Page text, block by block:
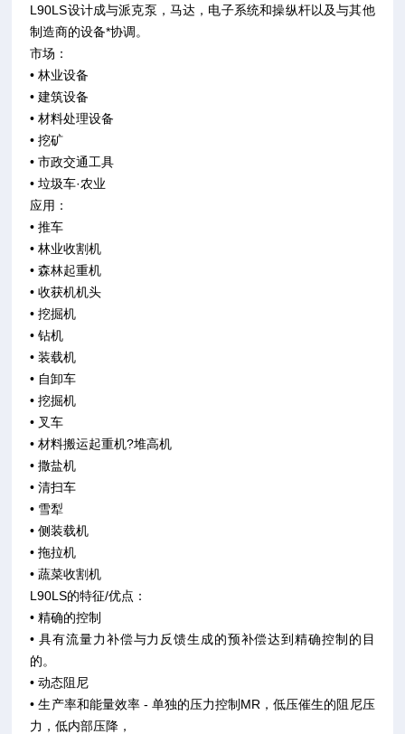
L90LS设计成与派克泵，马达，电子系统和操纵杆以及与其他
制造商的设备*协调。
市场：
• 林业设备
• 建筑设备
• 材料处理设备
• 挖矿
• 市政交通工具
• 垃圾车·农业
应用：
• 推车
• 林业收割机
• 森林起重机
• 收获机机头
• 挖掘机
• 钻机
• 装载机
• 自卸车
• 挖掘机
• 叉车
• 材料搬运起重机?堆高机
• 撒盐机
• 清扫车
• 雪犁
• 侧装载机
• 拖拉机
• 蔬菜收割机
L90LS的特征/优点：
• 精确的控制
• 具有流量力补偿与力反馈生成的预补偿达到精确控制的目
的。
• 动态阻尼
• 生产率和能量效率 - 单独的压力控制MR，低压催生的阻尼压
力，低内部压降，